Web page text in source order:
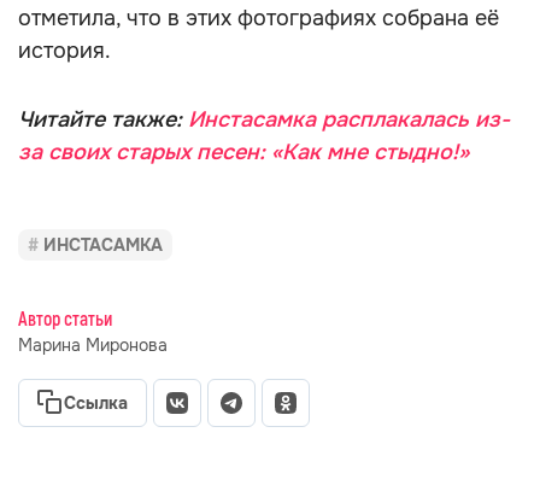
отметила, что в этих фотографиях собрана её
история.
Читайте также: Инстасамка расплакалась из-
за своих старых песен: «Как мне стыдно!»
ИНСТАСАМКА
Автор статьи
Марина Миронова
Ссылка